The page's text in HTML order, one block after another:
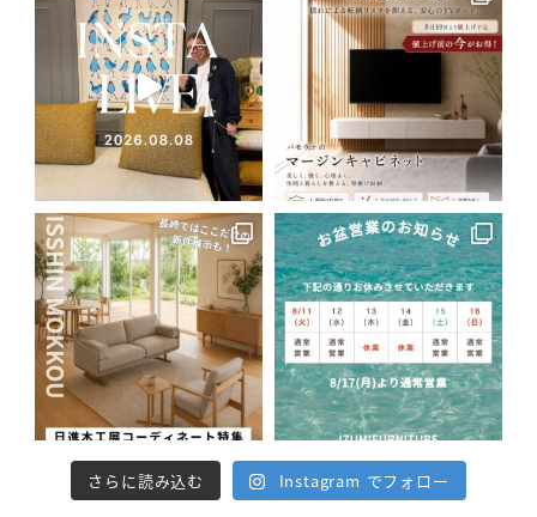
さらに読み込む Instagram でフォロー